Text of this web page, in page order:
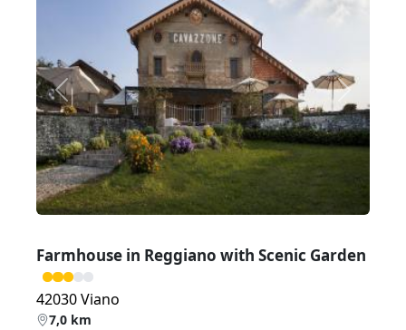
Zurück Weiter
Farmhouse in Reggiano with Scenic Garden
42030 Viano
7,0 km